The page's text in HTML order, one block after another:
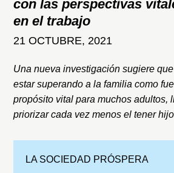
LA SOCIEDAD PRÓSPERA
con las perspectivas
en el trabajo
21 OCTUBRE, 2021
Una nueva investigación sugiere
estar superando a la familia como
propósito vital para muchos adultos,
priorizar cada vez menos el tener